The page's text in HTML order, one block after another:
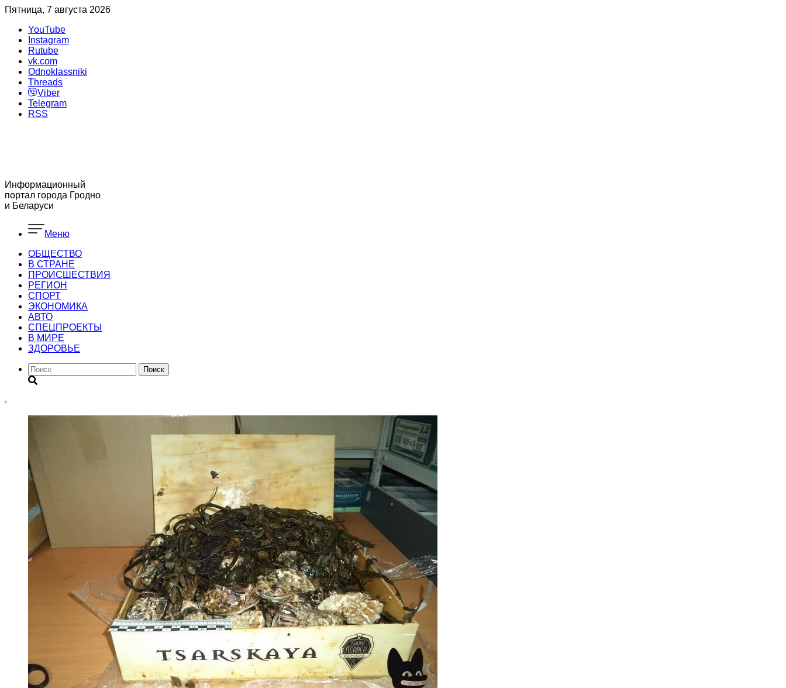
Пятница, 7 августа 2026
YouTube
Instagram
Rutube
vk.com
Odnoklassniki
Threads
Viber
Telegram
RSS
Информационный
портал города Гродно
и Беларуси
Меню
ОБЩЕСТВО
В СТРАНЕ
ПРОИСШЕСТВИЯ
РЕГИОН
CПОРТ
ЭКОНОМИКА
АВТО
СПЕЦПРОЕКТЫ
В МИРЕ
ЗДОРОВЬЕ
Поиск